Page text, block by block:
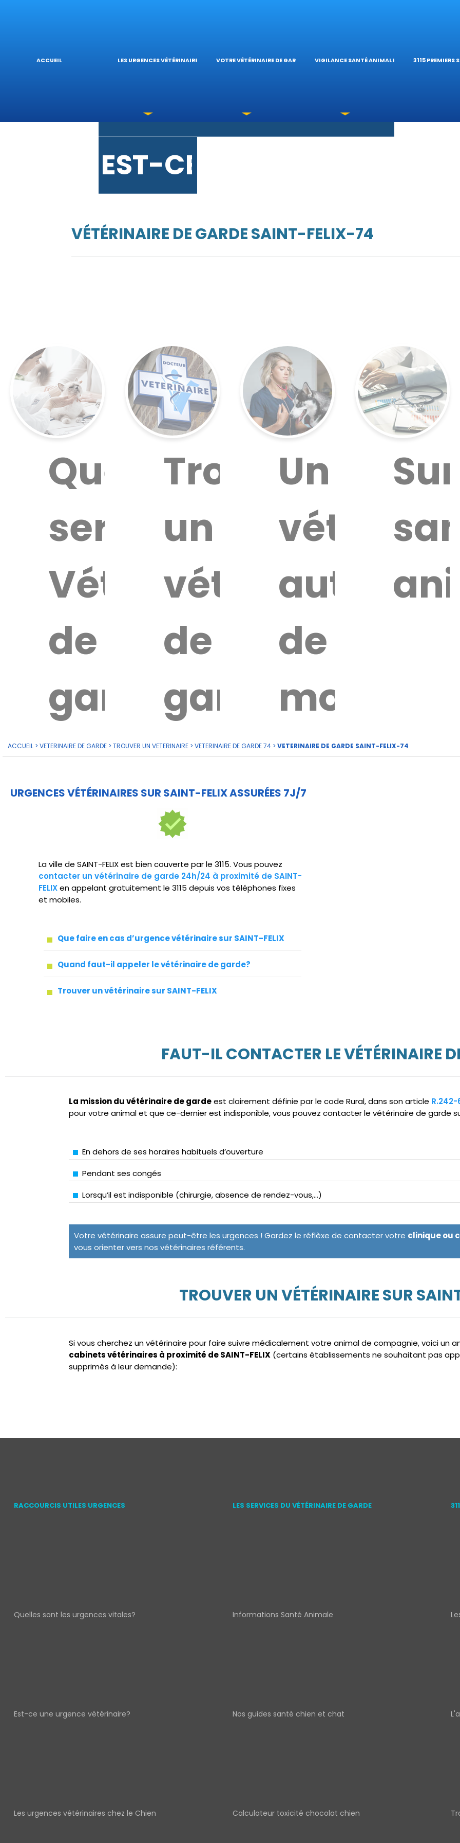
ACCUEIL LES URGENCES VÉTÉRINAIRES
URGENCES
LES INTOXICATIONS
EST-CE UNE URGENCE?
VOTRE VÉTÉRINAIRE DE GARDE
L’HÔPITAL
VÉTÉRINAIRES DU
VIGILANCE SANTÉ ANIMALE
GUIDES
3115 PREMIERS
VÉTÉRINAIRE DE GARDE SAINT-FELIX-74
Quel
service
Vétérinaire
de
garde?
Trouver
un
vétérinaire
de
garde
Un
autour
de
moi
ACCUEIL > VETERINAIRE DE GARDE > TROUVER UN VETERINAIRE > VETERINAIRE DE GARDE 74 > VETERINAIRE DE GARDE SAINT-FELIX-74
URGENCES VÉTÉRINAIRES SUR SAINT-FELIX ASSURÉES 7J/7
La ville de SAINT-FELIX est bien couverte par le 3115. Vous pouvez
contacter un vétérinaire de garde 24h/24 à proximité de SAINT-
FELIXen appelant gratuitement le 3115 depuis vos téléphones fixes
et mobiles.
Que faire en cas d’urgence vétérinaire sur SAINT-FELIX
Quand faut-il appeler le vétérinaire de garde?
Trouver un vétérinaire sur SAINT-FELIX
FAUT-IL CONTACTER LE VÉTÉRINAIRE
La mission du vétérinaire de gardeest clairement définie par le code Rural, dans son article R.242-
pour votre animal et que ce-dernier est indisponible, vous pouvez contacter le vétérinaire de garde sur
En dehors de ses horaires habituels d’ouverture
Pendant ses congés
Lorsqu’il est indisponible (chirurgie, absence de rendez-vous,...)
Votre vétérinaire assure peut-être les urgences ! Gardez le réflèxe de contacter votre clinique ou
vous orienter vers nos vétérinaires référents.
TROUVER UN VÉTÉRINAIRE SUR
Si vous cherchez un vétérinaire pour faire suivre médicalement votre animal de compagnie, voici un
cabinets vétérinaires à proximité de SAINT-FELIX (certains établissements ne souhaitant pas
supprimés à leur demande):
RACCOURCIS UTILES URGENCES
Quelles sont les urgences vitales?
Est-ce une urgence vétérinaire?
Les urgences vétérinaires chez le Chien
LES SERVICES DU VÉTÉRINAIRE DE GARDE
Informations Santé Animale
Nos guides santé chien et chat
Calculateur toxicité chocolat chien